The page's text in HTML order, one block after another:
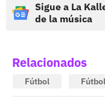
Sigue a La
de la música
Relacionados
Fútbol